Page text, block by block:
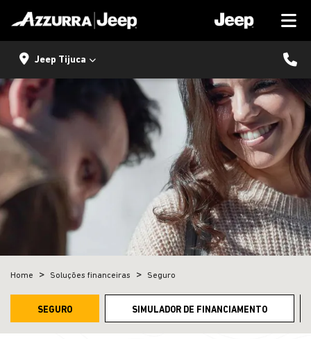
Jeep Tijuca
Home Soluções financeiras Seguro
SIMULADOR DE FINANCIAMENTO
SEGURO